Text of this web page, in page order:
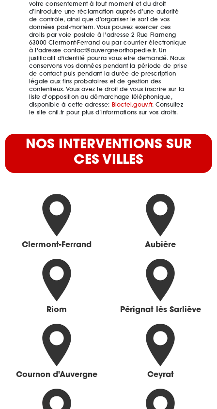
votre consentement à tout moment et du droit
d’introduire une réclamation auprès d’une autorité
de contrôle, ainsi que d’organiser le sort de vos
données post-mortem. Vous pouvez exercer ces
droits par voie postale à l'adresse 2 Rue Flameng
63000 Clermont-Ferrand ou par courrier électronique
à l'adresse contact@auvergneorthopedie.fr. Un
justificatif d'identité pourra vous être demandé. Nous
conservons vos données pendant la période de prise
de contact puis pendant la durée de prescription
légale aux fins probatoires et de gestion des
contentieux. Vous avez le droit de vous inscrire sur la
liste d'opposition au démarchage téléphonique,
disponible à cette adresse: Bloctel.gouv.fr. Consultez
le site cnil.fr pour plus d’informations sur vos droits.
NOS INTERVENTIONS SUR
CES VILLES
Clermont-Ferrand Aubière
Riom Pérignat lès Sarliève
Cournon d'Auvergne Ceyrat